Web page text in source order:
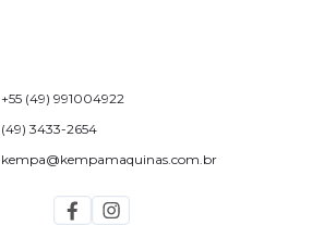
+55 (49) 991004922
(49) 3433-2654
kempa@kempamaquinas.com.br